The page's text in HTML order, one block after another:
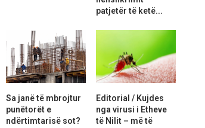
patjetër të ketë...
Sa janë të mbrojtur
punëtorët e
ndërtimtarisë sot?
Editorial / Kujdes
nga virusi i Etheve
të Nilit – më të